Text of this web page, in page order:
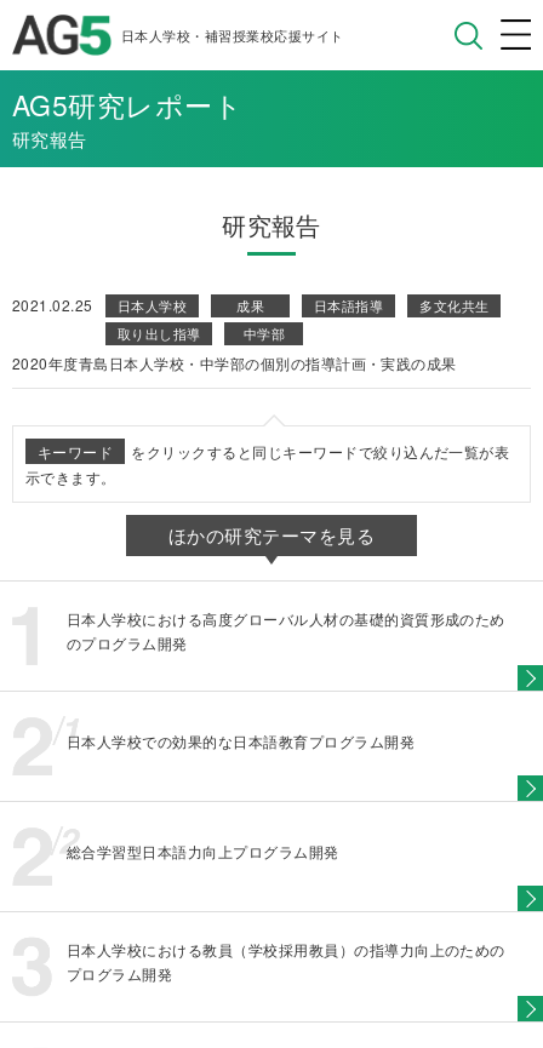
日本人学校・補習授業校応援サイト
AG5研究レポート
研究報告
研究報告
2021.02.25 日本人学校 成果 日本語指導
多文化共生
取り出し指導
中学部
2020年度青島日本人学校・中学部の個別の指導計画・実践の成果
キーワード
をクリックすると同じキーワードで絞り込んだ一覧が表
示できます。
ほかの研究テーマを見る
日本人学校における高度グローバル人材の基礎的資質形成のため
のプログラム開発
日本人学校での効果的な日本語教育プログラム開発
総合学習型日本語力向上プログラム開発
日本人学校における教員（学校採用教員）の指導力向上のための
プログラム開発